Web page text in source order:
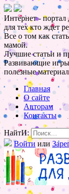
Интернет -
для тех кто ждет
Все о том как
мамой.
Лучшие статьи и
Развивающие игры
полезные
Главная
О сайте
Авторам
Контакты
НайтИ:
Войти или